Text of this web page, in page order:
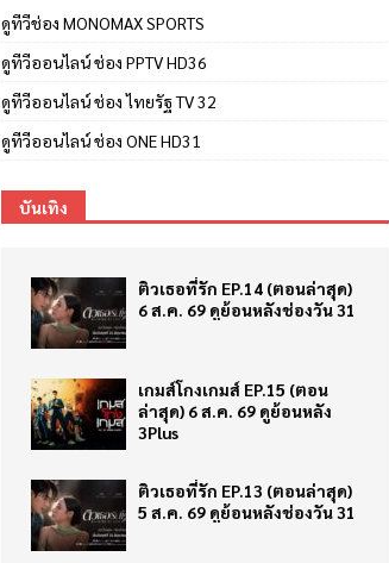
ดูทีวีช่อง MONOMAX SPORTS
ดูทีวีออนไลน์ ช่อง PPTV HD36
ดูทีวีออนไลน์ ช่อง ไทยรัฐ TV 32
ดูทีวีออนไลน์ ช่อง ONE HD31
บันเทิง
ติวเธอที่รัก EP.14 (ตอนล่าสุด)
6 ส.ค. 69 ดูย้อนหลังช่องวัน 31
เกมส์โกงเกมส์ EP.15 (ตอน
ล่าสุด) 6 ส.ค. 69 ดูย้อนหลัง
3Plus
ติวเธอที่รัก EP.13 (ตอนล่าสุด)
5 ส.ค. 69 ดูย้อนหลังช่องวัน 31